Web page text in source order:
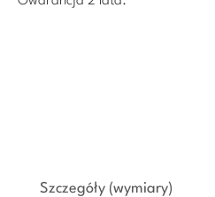
Szczegóły (wymiary)